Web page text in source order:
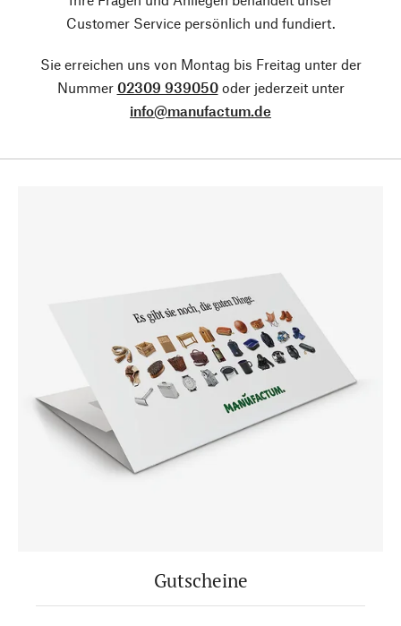
Customer Service persönlich und fundiert.
Sie erreichen uns von Montag bis Freitag unter der
Nummer 02309 939050oder jederzeit unter
info@manufactum.de
Gutscheine